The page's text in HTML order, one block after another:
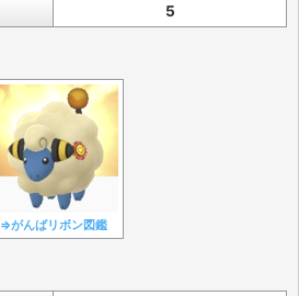
5
⇒がんばリボン図鑑